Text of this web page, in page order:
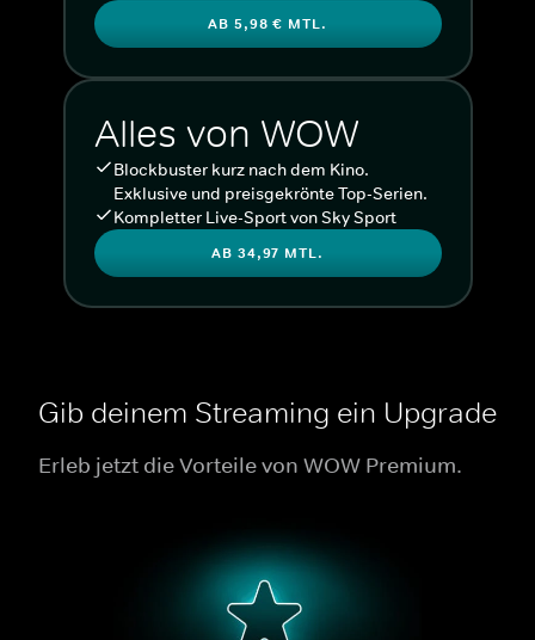
AB 5,98 € MTL.
Alles von WOW
Blockbuster kurz nach dem Kino.
Exklusive und preisgekrönte Top-Serien.
Kompletter Live-Sport von Sky Sport
AB 34,97 MTL.
Gib deinem Streaming ein Upgrade
Erleb jetzt die Vorteile von WOW Premium.